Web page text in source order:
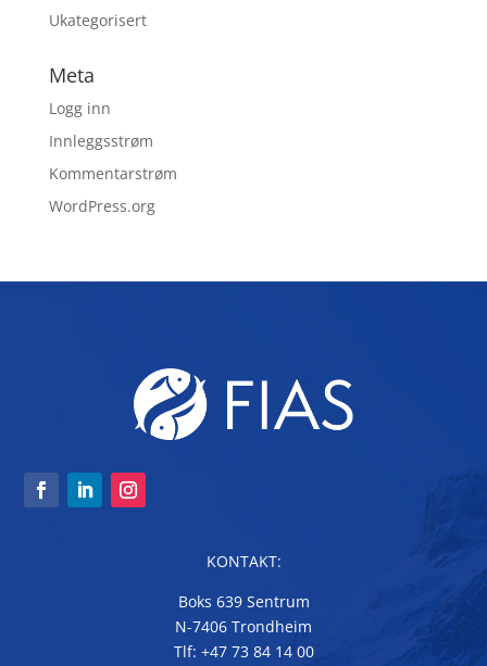
Ukategorisert
Meta
Logg inn
Innleggsstrøm
Kommentarstrøm
WordPress.org
KONTAKT:
Boks 639 Sentrum
N-7406 Trondheim
Tlf: +47 73 84 14 00